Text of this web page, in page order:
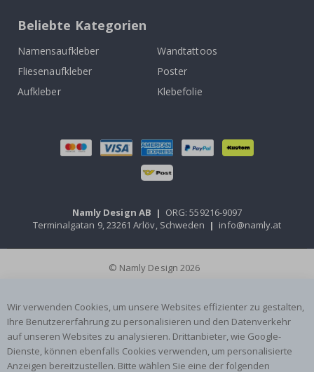
Beliebte Kategorien
Namensaufkleber
Wandtattoos
Fliesenaufkleber
Poster
Aufkleber
Klebefolie
Namly Design AB | ORG: 559216-9097
Terminalgatan 9, 23261 Arlöv, Schweden | info@namly.at
© Namly Design 2026
Wir verwenden Cookies, um unsere Websites effizienter zu gestalten,
Ihre Benutzererfahrung zu personalisieren und den Datenverkehr
auf unseren Websites zu analysieren. Drittanbieter, wie Google-
Dienste, können ebenfalls Cookies verwenden, um personalisierte
Anzeigen bereitzustellen. Bitte wählen Sie eine der folgenden